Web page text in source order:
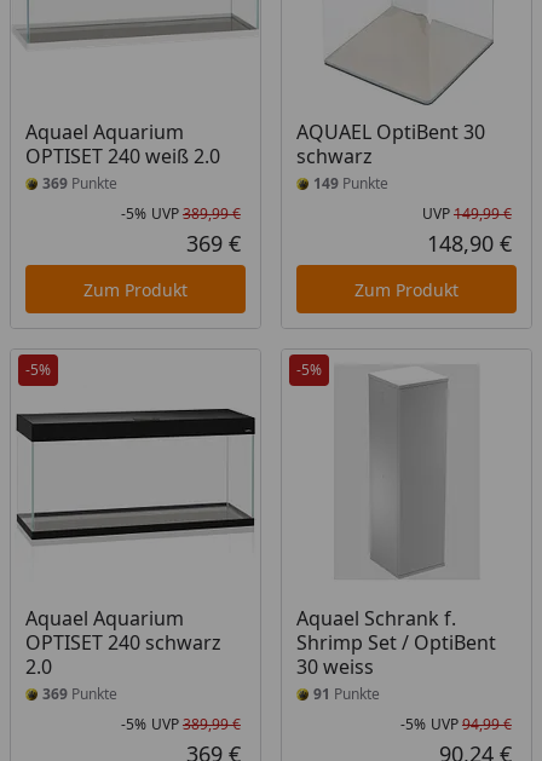
Aquael Aquarium
OPTISET 240 weiß 2.0
369 Punkte
Rabatt in Prozent
-5%
Ursprünglicher Preis
UVP389,99 €
Aktueller Preis
369 €
Zum Produkt
AQUAEL OptiBent 30
schwarz
149Punkte
UVP149,99 €
148,90 €
Zum Produkt
-5%
Aquael Aquarium
OPTISET 240 schwarz
2.0
369 Punkte
Rabatt in Prozent
-5%
Ursprünglicher Preis
UVP389,99 €
369 €
-5%
Aquael Schrank f.
Shrimp Set / OptiBent
30 weiss
91 Punkte
-5% UVP94,99 €
90,24 €